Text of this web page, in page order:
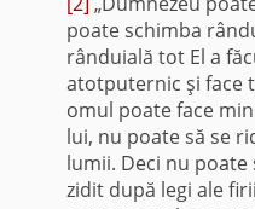
poate schimba
rânduială tot El a
atotputernic şi face
omul poate face
lui, nu poate să se
lumii. Deci nu poate
zidit după legi ale